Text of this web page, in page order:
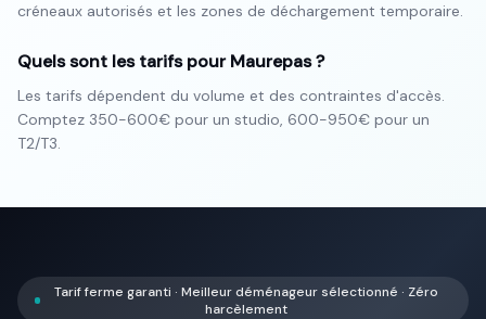
créneaux autorisés et les zones de déchargement temporaire.
Quels sont les tarifs pour Maurepas ?
Les tarifs dépendent du volume et des contraintes d'accès.
Comptez 350-600€ pour un studio, 600-950€ pour un
T2/T3.
Tarif ferme garanti · Meilleur déménageur sélectionné · Zéro
harcèlement